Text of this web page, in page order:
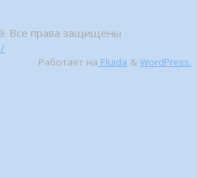
Все права защищены
Работает на Fluida & WordPress.